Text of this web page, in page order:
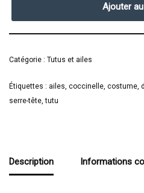
Ajouter
Catégorie : Tutus et ailes
Étiquettes : ailes coccinelle costume
serre-tête ,tutu
Description Informations